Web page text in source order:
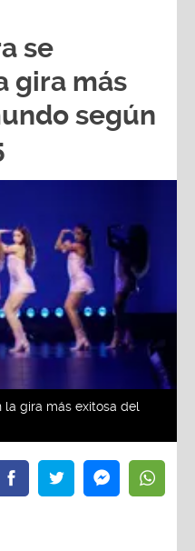
se
gira más
según
la gira más exitosa del